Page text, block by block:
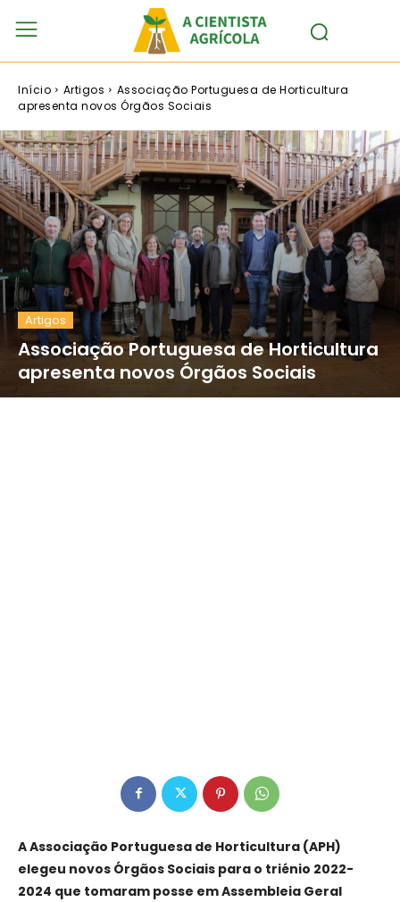
Início Artigos
Associação Portuguesa de Horticultura
apresenta novos Órgãos Sociais
Artigos
Associação Portuguesa de Horticultura
apresenta novos Órgãos Sociais
A Associação Portuguesa de Horticultura (APH)
elegeu novos Órgãos Sociais para o triénio 2022-
2024 que tomaram posse em Assembleia Geral